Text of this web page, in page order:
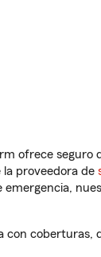
ofrece
proveedora de
emergencia,
con